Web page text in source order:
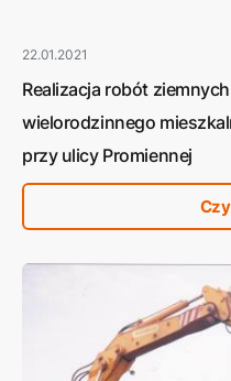
22.01.2021
Realizacja robót
wielorodzinnego
przy ulicy Promiennej